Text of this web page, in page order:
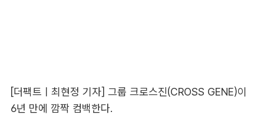
[더팩트ㅣ최현정 기자] 그룹 크로스진(CROSS GENE)이
6년 만에 깜짝 컴백한다.